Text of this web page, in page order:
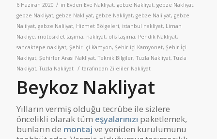
6 Haziran 2020 / in Evden Eve Nakliyat, gebze Nakliyat, gebze Nakliyat,
gebze Nakliyat, gebze Nakliyat, gebze Nakliyat, gebze Naliiyat, gebze
Naliiyat, gebze Naliiyat, Hizmet Bölgeleri, istanbul nakliyat, Liman
Nakliye, motosiklet taşıma, nakliyat, ofis taşıma, Pendik Nakliyat,
sancaktepe nakliyat, Şehir içi Kamyon, Şehir içi Kamyonet, Şehir İçi
Nakliyat, Şehirler Arası Nakliyat,Teknik Bilgiler,Tuzla Nakliyat,Tuzla
Nakliyat,Tuzla Nakliyat / tarafından Zileliler Nakliyat
Beykoz Nakliyat
Yılların vermiş olduğu tecrübe ile sizlere
öncelikli olarak tüm eşyalarınızı paketlemek,
bunların de montaj ve yeniden kurulumunu